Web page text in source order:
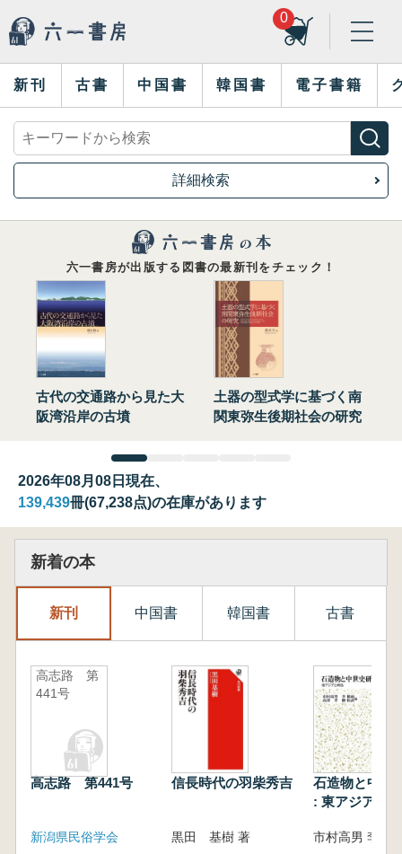
0
新刊 古書 中国書 韓国書 電子書籍
詳細検索
六一書房が出版する図書の最新刊をチェック！
古代の交通路から見た大
阪湾沿岸の古墳
土器の型式学に基づく南
関東弥生後期社会の研究
2026年08月08日現在、
139,439冊(67,238点)の在庫があります
新着の本
新刊 中国書 韓国書 古書
高志路 第
441号
高志路 第441号
新潟県民俗学会
信長時代の羽柴秀吉
黒田 基樹 著
石造物と中世
: 東アジアと